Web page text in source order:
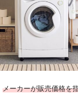
メーカーが販売価格を